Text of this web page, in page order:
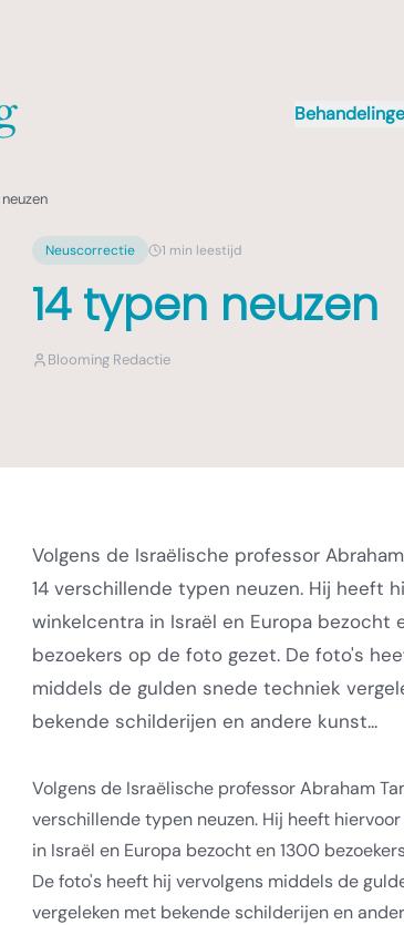
Neuscorrectie 1 min leestijd
14 typen neuzen
Blooming Redactie
Volgens de Israëlische professor
14 verschillende typen neuzen. Hij heeft
winkelcentra in Israël en Europa bezocht
bezoekers op de foto gezet. De foto's
middels de gulden snede techniek
bekende schilderijen en andere kunst...
Volgens de Israëlische professor Abraham
verschillende typen neuzen. Hij heeft
in Israël en Europa bezocht en 1300
De foto's heeft hij vervolgens middels de
vergeleken met bekende schilderijen en